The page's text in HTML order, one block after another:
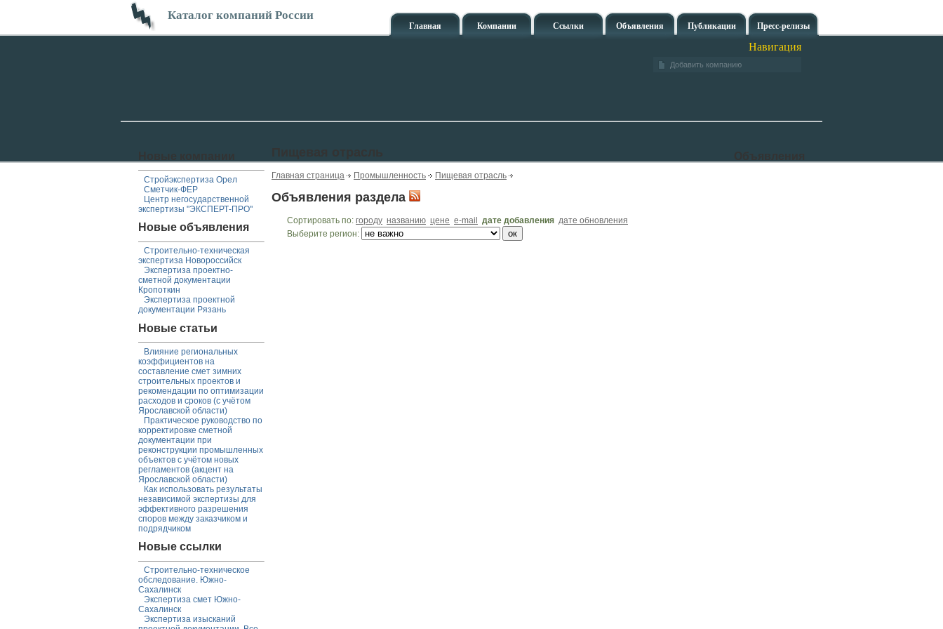
Каталог компаний России
Главная Компании Ссылки Объявления Публикации Пресс-релизы
Навигация
Добавить компанию
Стройэкспертиза Орел
Сметчик-ФЕР
Центр негосударственной
экспертизы "ЭКСПЕРТ-ПРО"
Новые объявления
Строительно-техническая
экспертиза Новороссийск
Экспертиза проектно-
сметной документации
Кропоткин
Экспертиза проектной
документации Рязань
Новые статьи
Влияние региональных
коэффициентов на
составление смет зимних
строительных проектов и
рекомендации по оптимизации
расходов и сроков (с учётом
Ярославской области)
Практическое руководство по
корректировке сметной
документации при
реконструкции промышленных
объектов с учётом новых
регламентов (акцент на
Ярославской области)
Как использовать результаты
независимой экспертизы для
эффективного разрешения
споров между заказчиком и
подрядчиком
Новые ссылки
Строительно-техническое
обследование. Южно-
Сахалинск
Экспертиза смет Южно-
Сахалинск
Экспертиза изысканий
Главная страница Промышленность Пищевая отрасль
Объявления раздела
Сортировать по: городу названию цене e-mail дате добавления дате обновления
Выберите регион: